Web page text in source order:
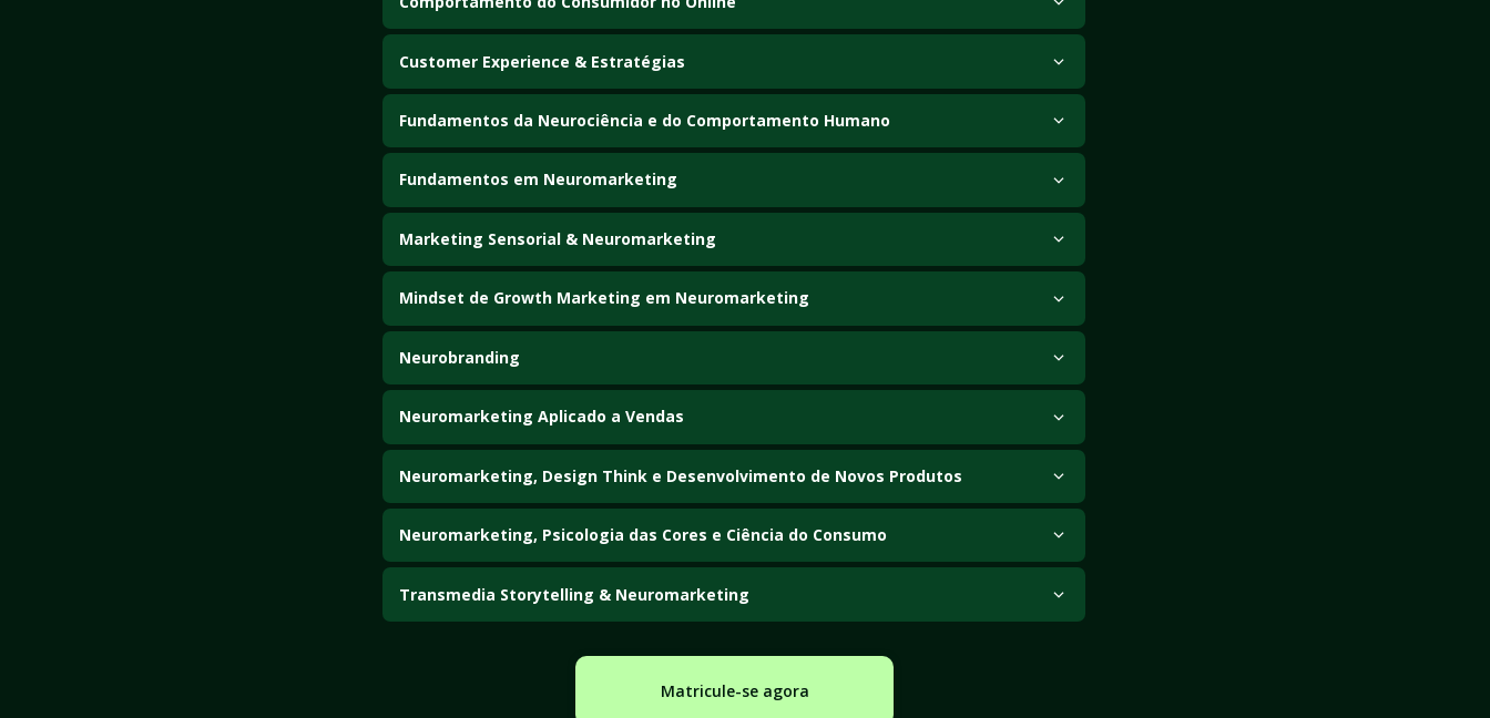
.
Customer Experience & Estratégias
.
Fundamentos da Neurociência e do Comportamento Humano
.
Fundamentos em Neuromarketing
.
Marketing Sensorial & Neuromarketing
.
Mindset de Growth Marketing em Neuromarketing
.
Neurobranding
.
Neuromarketing Aplicado a Vendas
.
Neuromarketing, Design Think e Desenvolvimento de Novos Produtos
.
Neuromarketing, Psicologia das Cores e Ciência do Consumo
.
Transmedia Storytelling & Neuromarketing
Matricule-se agora